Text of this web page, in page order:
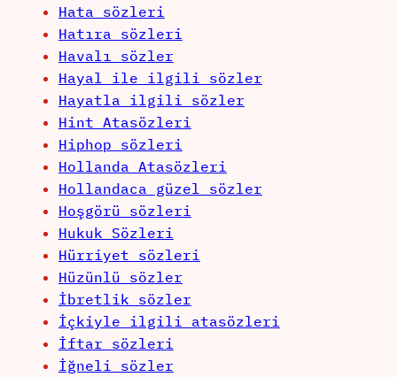
Hata sözleri
Hatıra sözleri
Havalı sözler
Hayal ile ilgili sözler
Hayatla ilgili sözler
Hint Atasözleri
Hiphop sözleri
Hollanda Atasözleri
Hollandaca güzel sözler
Hoşgörü sözleri
Hukuk Sözleri
Hürriyet sözleri
Hüzünlü sözler
İbretlik sözler
İçkiyle ilgili atasözleri
İftar sözleri
İğneli sözler